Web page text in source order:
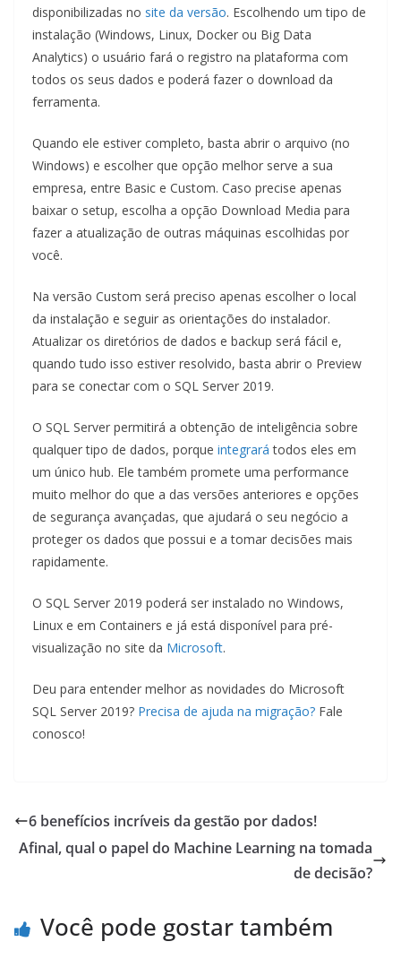
disponibilizadas no site da versão. Escolhendo um tipo de
instalação (Windows, Linux, Docker ou Big Data
Analytics) o usuário fará o registro na plataforma com
todos os seus dados e poderá fazer o download da
ferramenta.
Quando ele estiver completo, basta abrir o arquivo (no
Windows) e escolher que opção melhor serve a sua
empresa, entre Basic e Custom. Caso precise apenas
baixar o setup, escolha a opção Download Media para
fazer a atualização de outras máquinas escolhidas por
você.
Na versão Custom será preciso apenas escolher o local
da instalação e seguir as orientações do instalador.
Atualizar os diretórios de dados e backup será fácil e,
quando tudo isso estiver resolvido, basta abrir o Preview
para se conectar com o SQL Server 2019.
O SQL Server permitirá a obtenção de inteligência sobre
qualquer tipo de dados, porque integrará todos eles em
um único hub. Ele também promete uma performance
muito melhor do que a das versões anteriores e opções
de segurança avançadas, que ajudará o seu negócio a
proteger os dados que possui e a tomar decisões mais
rapidamente.
O SQL Server 2019 poderá ser instalado no Windows,
Linux e em Containers e já está disponível para pré-
visualização no site da Microsoft.
Deu para entender melhor as novidades do Microsoft
SQL Server 2019? Precisa de ajuda na migração? Fale
conosco!
6 benefícios incríveis da gestão por dados!
Afinal, qual o papel do Machine Learning na tomada
de decisão?
Você pode gostar também